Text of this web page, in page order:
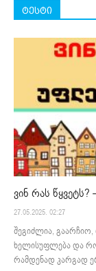
ტესტი
ვინ რას
27.05.2025. 02:27
შეგიძლია,
ხელისუფლება და
რამდენად კარგად